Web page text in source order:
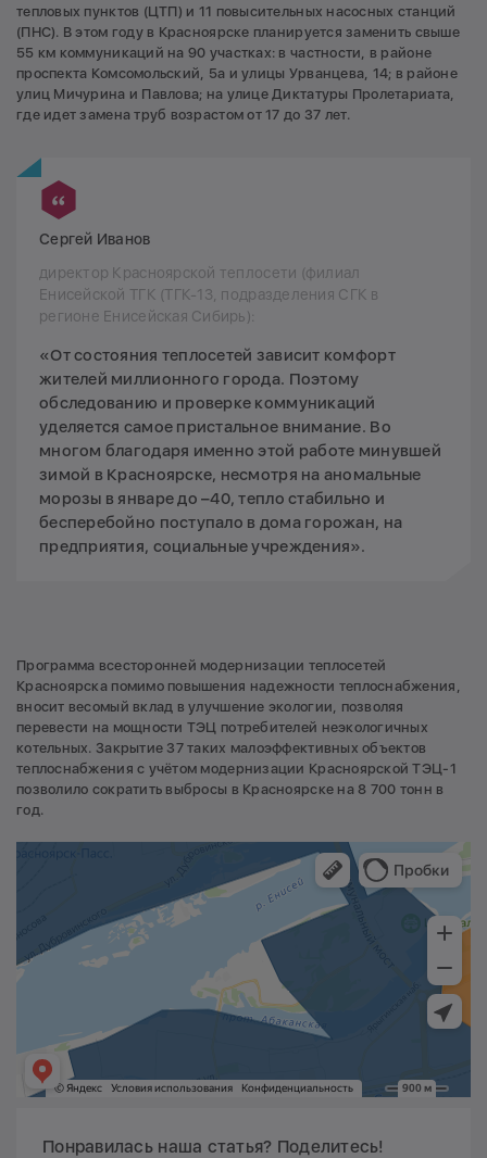
тепловых пунктов (ЦТП) и 11 повысительных насосных станций
(ПНС). В этом году в Красноярске планируется заменить свыше
55 км коммуникаций на 90 участках: в частности, в районе
проспекта Комсомольский, 5а и улицы Урванцева, 14; в районе
улиц Мичурина и Павлова; на улице Диктатуры Пролетариата,
где идет замена труб возрастом от 17 до 37 лет.
Сергей Иванов
директор Красноярской теплосети (филиал
Енисейской ТГК (ТГК-13, подразделения СГК в
регионе Енисейская Сибирь):
«От состояния теплосетей зависит комфорт
жителей миллионного города. Поэтому
обследованию и проверке коммуникаций
уделяется самое пристальное внимание. Во
многом благодаря именно этой работе минувшей
зимой в Красноярске, несмотря на аномальные
морозы в январе до –40, тепло стабильно и
бесперебойно поступало в дома горожан, на
предприятия, социальные учреждения».
Программа всесторонней модернизации теплосетей
Красноярска помимо повышения надежности теплоснабжения,
вносит весомый вклад в улучшение экологии, позволяя
перевести на мощности ТЭЦ потребителей неэкологичных
котельных. Закрытие 37 таких малоэффективных объектов
теплоснабжения с учётом модернизации Красноярской ТЭЦ-1
позволило сократить выбросы в Красноярске на 8 700 тонн в
год.
Понравилась наша статья? Поделитесь!